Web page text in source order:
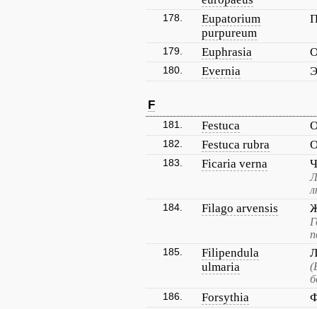
178.
Eupatorium
purpureum
179. Euphrasia
180. Evernia
F
181. Festuca
182. Festuca rubra
183. Ficaria verna
184. Filago arvensis
185.
Filipendula
ulmaria
186. Forsythia